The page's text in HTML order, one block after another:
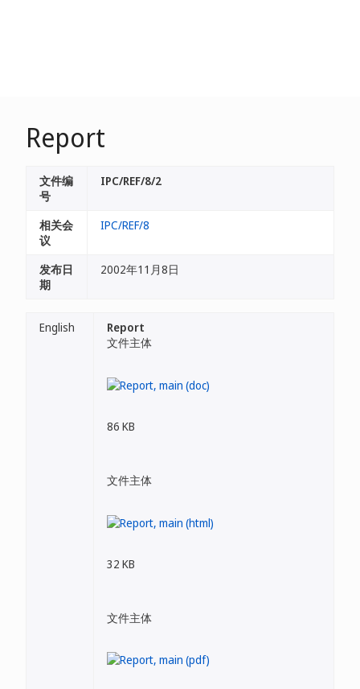
Report
文件编
号
IPC/REF/8/2
相关会
议
IPC/REF/8
发布日
期
2002年11月8日
English
Report
文件主体
86 KB
文件主体
32 KB
文件主体